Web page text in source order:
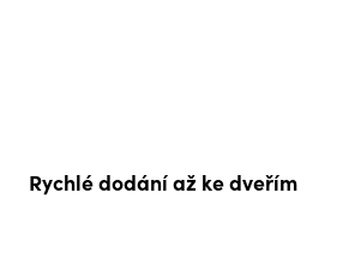
Rychlé dodání až ke dveřím